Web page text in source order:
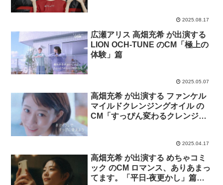
2025.08.17
広瀬アリス 高畑充希 が出演する
LION OCH-TUNE のCM「極上の
体験」篇
2025.05.07
高畑充希 が出演する ファンケル
マイルドクレンジングオイル の
CM「すっぴん変わるクレンジン
2025.04.17
高畑充希 が出演する めちゃコミ
ック のCM ロマンス、ありあまっ
てます。「平日-夜更かし」篇